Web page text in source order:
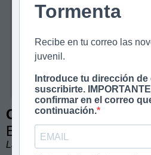
Tormenta
Recibe en tu correo las
juvenil.
Introduce tu dirección de
suscribirte.
confirmar en el correo
continuación.
Cómo celebramos...
El carnaval
Laura Vila. Ilustraciones de Esther